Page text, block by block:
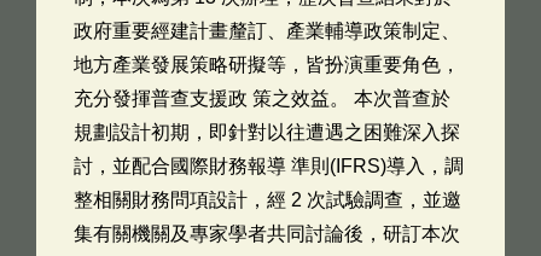
政府重要經建計畫釐訂、產業輔導政策制定、
地方產業發展策略研擬等，皆扮演重要角色，
充分發揮普查支援政 策之效益。 本次普查於
規劃設計初期，即針對以往遭遇之困難深入探
討，並配合國際財務報導 準則(IFRS)導入，調
整相關財務問項設計，經 2 次試驗調查，並邀
集有關機關及專家學者共同討論後，研訂本次